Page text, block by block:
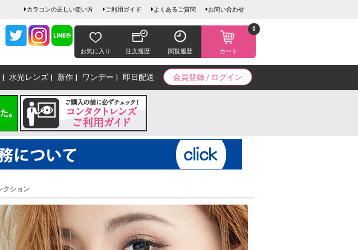
カラコンの正しい使い方 ご利用ガイド よくあるご質問 お問い合わせ
お気に入り 注文履歴 閲覧履歴 カート
0
会員登録 / ログイン
水光レンズ 新作 ワンデー 即日配送
クション